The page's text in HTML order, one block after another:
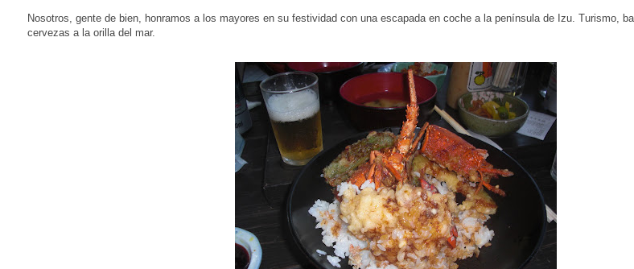
Nosotros, gente de bien, honramos a los mayores en su festividad con una escapada en coche a la península de Izu. Turismo,
cervezas a la orilla del mar.